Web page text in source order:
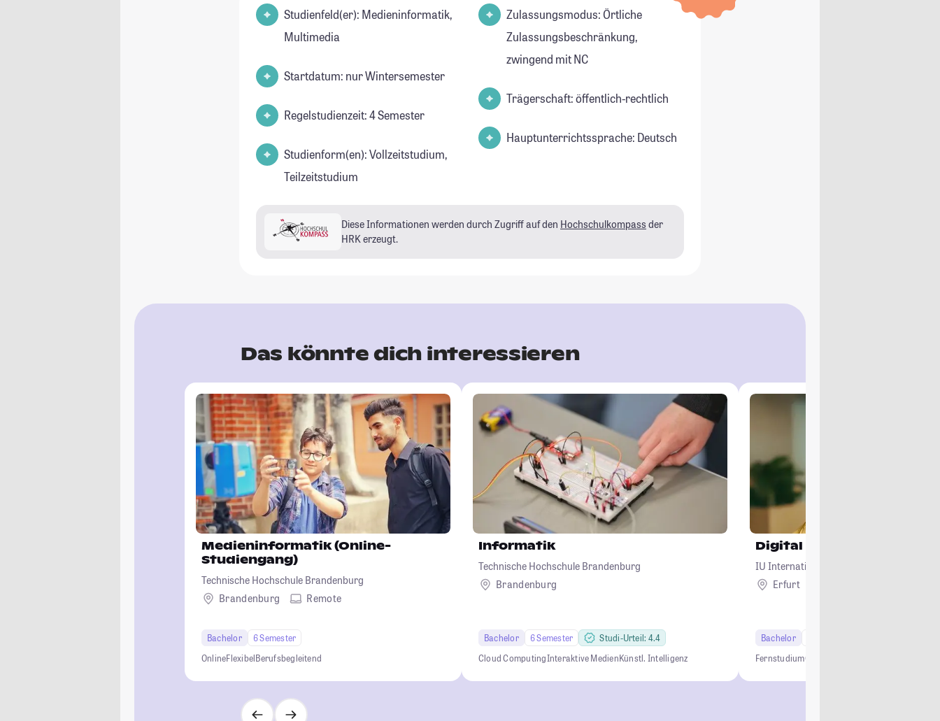
Studienfeld(er): Medieninformatik,
Multimedia
Startdatum: nur Wintersemester
Regelstudienzeit: 4 Semester
Studienform(en): Vollzeitstudium,
Teilzeitstudium
Zulassungsmodus: Örtliche
Zulassungsbeschränkung,
zwingend mit NC
Trägerschaft: öffentlich-rechtlich
Hauptunterrichtssprache: Deutsch
Diese Informationen werden durch Zugriff auf den Hochschulkompass der
HRK erzeugt.
Das könnte dich interessieren
Medieninformatik (Online-
Studiengang)
Technische Hochschule Brandenburg
Brandenburg
Remote
Bachelor
6 Semester
OnlineFlexibelBerufsbegleitend
Informatik
Technische Hochschule Brandenburg
Brandenburg
Bachelor 6 Semester
Studi-Urteil: 4.4
Cloud ComputingInteraktive MedienKünstl. Intelligenz
Digital Business
IU Internationale Hochschule
Erfurt
Bachelor
FernstudiumOnline Studium